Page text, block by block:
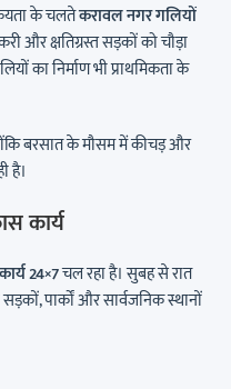
के चलतेकरावल नगर गलियों
और क्षतिग्रस्त सड़कों को चौड़ा
का निर्माण भी प्राथमिकता के
बरसात के मौसम में कीचड़ और
है।
कार्य
24×7चल रहा है। सुबह से रात
पार्कों और सार्वजनिक स्थानों